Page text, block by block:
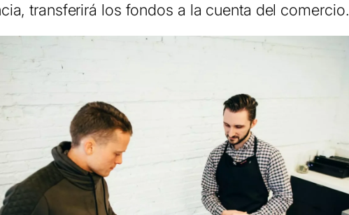
transferirá los fondos a la cuenta del comercio.